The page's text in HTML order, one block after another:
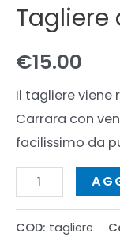
€15.00
Il tagliere viene
Carrara con
facilissimo da
Tagliere
da
portata
COD: tagliere